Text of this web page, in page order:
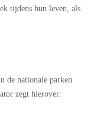
tijdens hun leven, als
de nationale parken
zegt hierover: